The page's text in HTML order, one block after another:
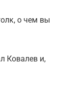
о чем вы
Ковалев и,